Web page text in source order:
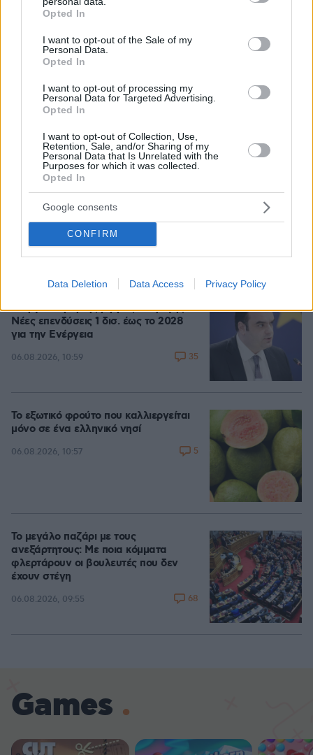
grant or deny consent to Google and its third-party tags to
use your data for below specified purposes in below Google
consent section.
Opted In
I want to opt-out of the Sale of my
Personal Data.
Opted In
I want to opt-out of processing my
Personal Data for Targeted Advertising.
Opted In
I want to opt-out of Collection, Use,
Retention, Sale, and/or Sharing of my
Personal Data that Is Unrelated with the
Purposes for which it was collected.
Opted In
Google consents
CONFIRM
Data Deletion Data Access Privacy Policy
«Τα παιδιά έχουν μια μικρή ίωση»: Το
τελευταίο μήνυμα της μητέρας στον
τα τέσσερα παιδιά τους
06.08.2026, 04:44
Loaded:
Κολυμβητής με καρκίνο στον
εγκέφαλο ξέσπασε σε κλάματα προς
τον Βρετανό πρωθυπουργό: Ικετεύω
για τη ζωή όλων μας, ο πόνος είναι
αφόρητος
06.08.2026, 11:29
ενεργοποίηση της ρήτρας διαφυγής -
Νέες επενδύσεις 1 δισ. έως το 2028
για την Ενέργεια
06.08.2026, 10:59 35
Το εξωτικό φρούτο που καλλιεργείται
μόνο σε ένα ελληνικό νησί
06.08.2026, 10:57 5
Το μεγάλο παζάρι με τους
ανεξάρτητους: Με ποια κόμματα
φλερτάρουν οι βουλευτές που δεν
έχουν στέγη
06.08.2026, 09:55 68
Games